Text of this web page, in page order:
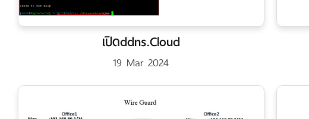
เปิดddns.Cloud
19 Mar 2024